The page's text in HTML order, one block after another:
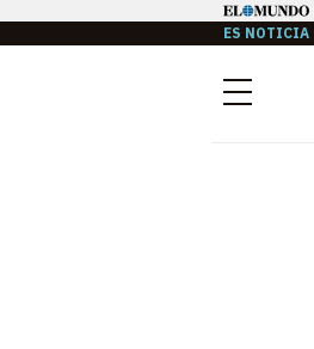
ES NOTICIA
Menú